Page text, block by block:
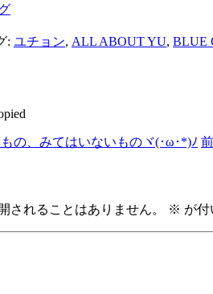
: ユチョン, ALL ABOUT YU, BLUE
の、みてはいないものヾ(･ω･*)ﾉ
されることはありません。 ※ が付